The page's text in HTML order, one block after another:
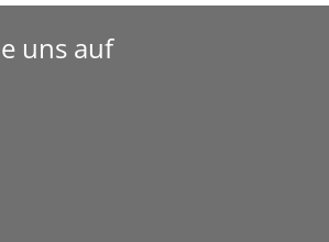
uns auf